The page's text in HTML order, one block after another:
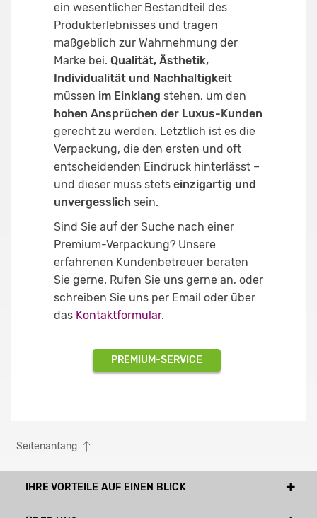
ein wesentlicher Bestandteil des
Produkterlebnisses und tragen
maßgeblich zur Wahrnehmung der
Marke bei. Qualität, Ästhetik,
Individualität und Nachhaltigkeit
müssen im Einklang stehen, um den
hohen Ansprüchen der Luxus-Kunden
gerecht zu werden. Letztlich ist es die
Verpackung, die den ersten und oft
entscheidenden Eindruck hinterlässt –
und dieser muss stets einzigartig und
unvergesslich sein.
Sind Sie auf der Suche nach einer
Premium-Verpackung? Unsere
erfahrenen Kundenbetreuer beraten
Sie gerne. Rufen Sie uns gerne an, oder
schreiben Sie uns per Email oder über
das Kontaktformular.
PREMIUM-SERVICE
Seitenanfang
IHRE VORTEILE AUF EINEN BLICK